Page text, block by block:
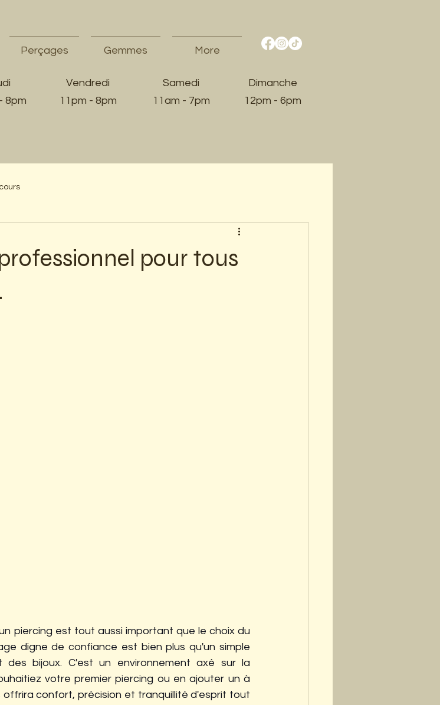
Perçages Gemmes More
Vendredi
11pm - 8pm
8pm
Samedi
11am - 7pm​
Dimanche
12pm - 6pm
pour tous
piercing est tout aussi important que le choix du
digne de confiance est bien plus qu'un simple
bijoux. C'est un environnement axé sur la
votre premier piercing ou en ajouter un à
offrira confort, précision et tranquillité d'esprit tout